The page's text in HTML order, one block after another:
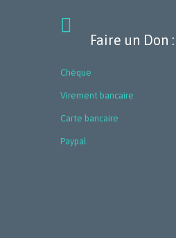

Faire un Don :
Chèque
Virement bancaire
Carte bancaire
Paypal